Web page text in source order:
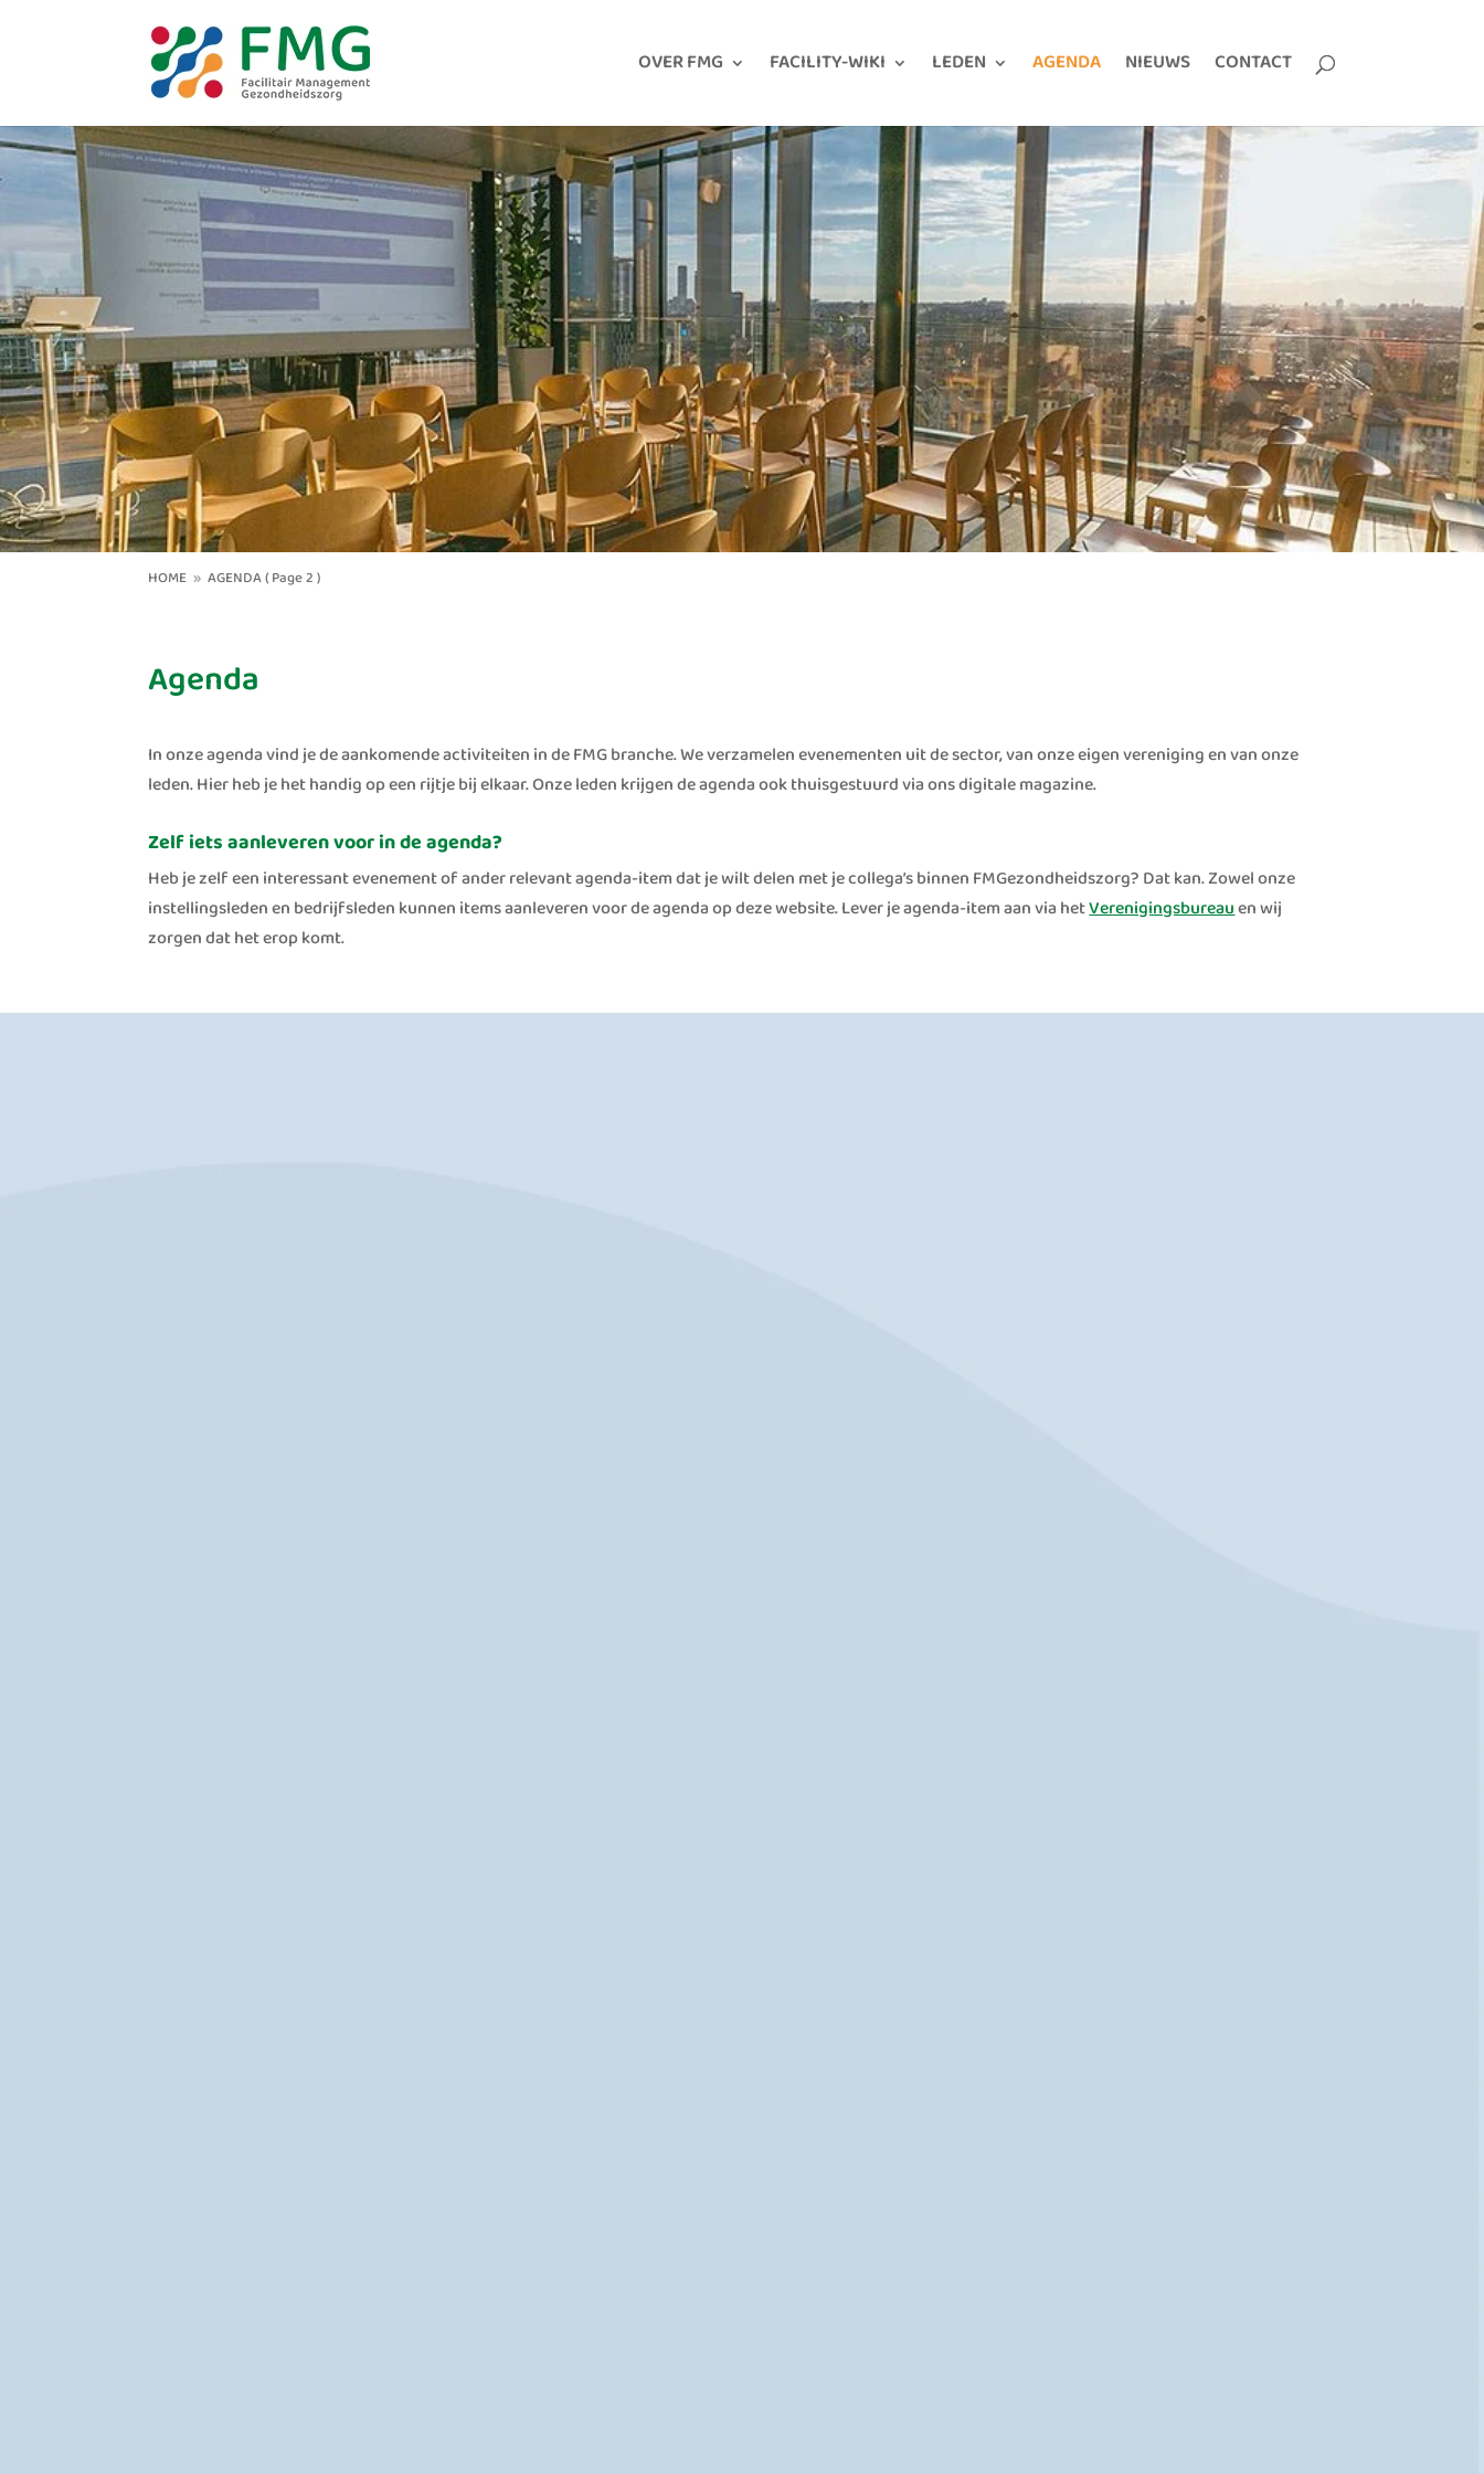
OVER FMG FACILITY-WIKI LEDEN AGENDA NIEUWS CONTACT
HOME 9 AGENDA( Page 2 )
Agenda
In onze agenda vind je de aankomende activiteiten in de FMG branche. We verzamelen evenementen uit de sector, van onze eigen vereniging en van onze
leden. Hier heb je het handig op een rijtje bij elkaar. Onze leden krijgen de agenda ook thuisgestuurd via ons digitale magazine.
Zelf iets aanleveren voor in de agenda?
Heb je zelf een interessant evenement of ander relevant agenda-item dat je wilt delen met je collega’s binnen FMGezondheidszorg? Dat kan. Zowel onze
instellingsleden en bedrijfsleden kunnen items aanleveren voor de agenda op deze website. Lever je agenda-item aan via hetVerenigingsbureauen wij
zorgen dat het erop komt.